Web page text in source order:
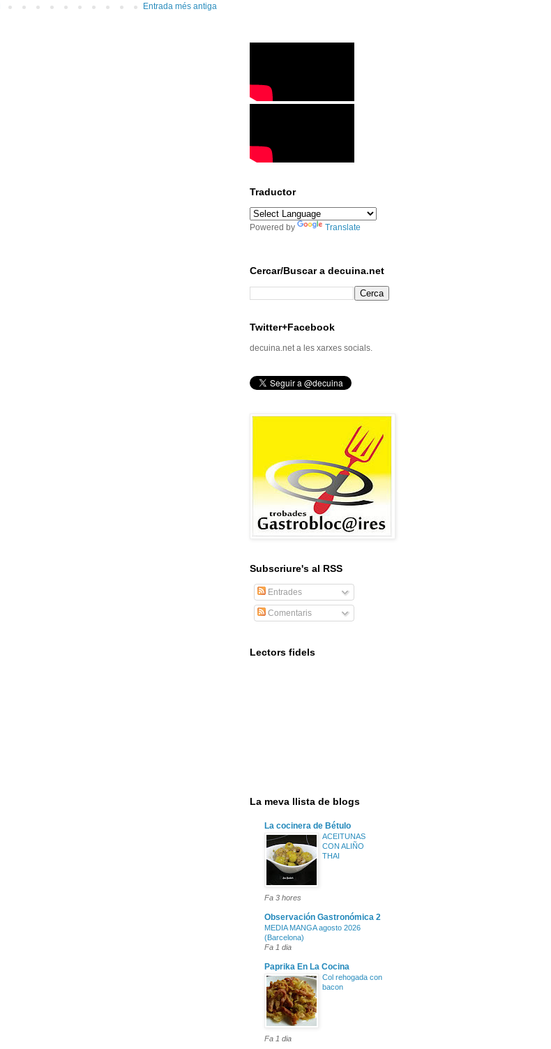
Entrada més antiga
Traductor
Powered by Translate
Cercar/Buscar a decuina.net
Twitter+Facebook
decuina.net a les xarxes socials.
Subscriure's al RSS
Entrades
Comentaris
Lectors fidels
La meva llista de blogs
La cocinera de Bétulo
ACEITUNAS
CON ALIÑO
THAI
Fa 3 hores
Observación Gastronómica 2
MEDIA MANGA agosto 2026
(Barcelona)
Fa 1 dia
Paprika En La Cocina
Col rehogada con
bacon
Fa 1 dia